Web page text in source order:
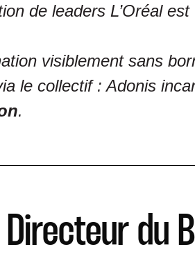
de leaders L’Oréal
visiblement sans
le collectif : Adonis
.
Directeur du